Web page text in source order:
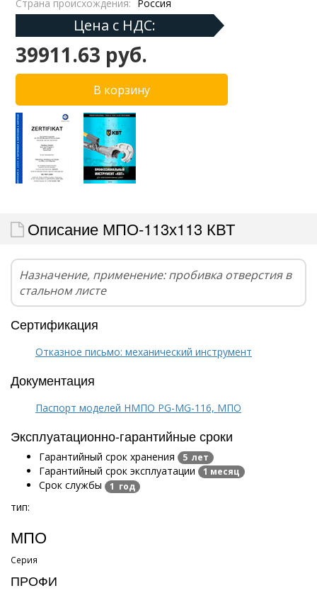
Страна происхождения: Россия
Цена с НДС:
39911.63 руб.
Описание МПО-113х113 КВТ
Назначение, применение: пробивка отверстия в
стальном листе
Сертификация
Отказное письмо: механический инструмент
Документация
Паспорт моделей НМПО PG-MG-116, МПО
Эксплуатационно-гарантийные сроки
Гарантийный срок хранения 5 лет
Гарантийный срок эксплуатации 1 месяц
Срок службы 1 год
тип:
МПО
Серия
ПРОФИ